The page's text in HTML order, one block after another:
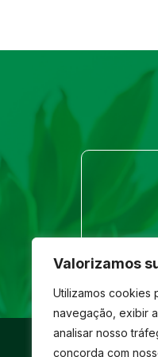
Valorizamos
Utilizamos cookies
navegação, exibir
analisar nosso
concorda com
© São José-